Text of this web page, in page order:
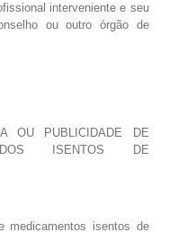
interveniente e seu
ou outro órgão de
OU PUBLICIDADE DE
ISENTOS DE
medicamentos isentos de